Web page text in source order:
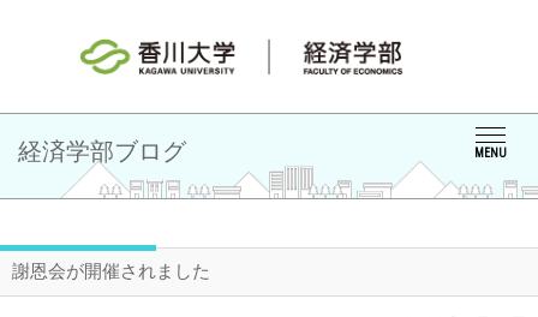
MENU
経済学部ブログ
謝恩会が開催されました